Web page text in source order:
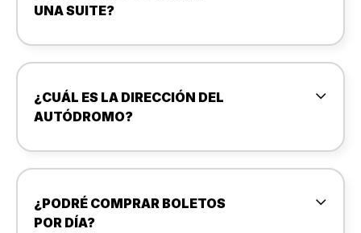
UNA SUITE?
¿CUÁL ES LA DIRECCIÓN DEL
AUTÓDROMO?
¿PODRÉ COMPRAR BOLETOS
POR DÍA?